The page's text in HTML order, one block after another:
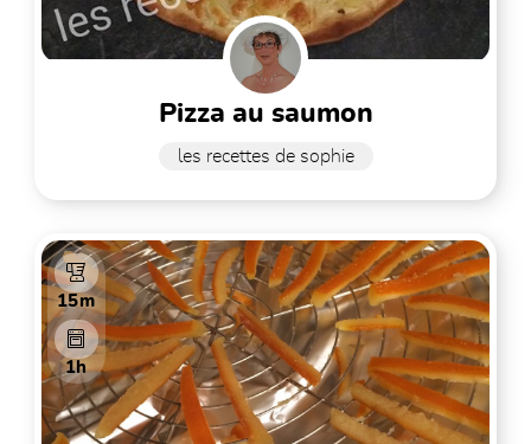
pizza au saumon
les recettes de sophie
15m
1h